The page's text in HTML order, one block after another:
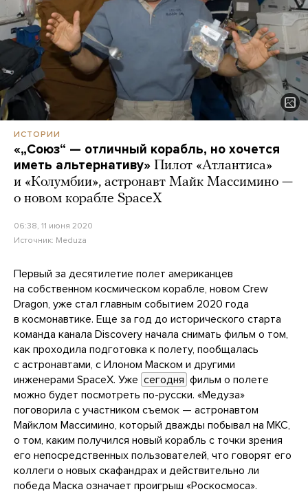
ИСТОРИИ
«„Союз“ — отличный корабль, но хочется
иметь альтернативу» Пилот «Атлантиса»
и «Колумбии», астронавт Майк Массимино —
о новом корабле SpaceX
06:38, 11 июня 2020
Источник: Meduza
Первый за десятилетие полет американцев
на собственном космическом корабле, новом Crew
Dragon, уже стал главным событием 2020 года
в космонавтике. Еще за год до исторического старта
команда канала Discovery начала снимать фильм о том,
как проходила подготовка к полету, пообщалась
с астронавтами, с Илоном Маском и другими
инженерами SpaceX. Уже сегодня фильм о полете
можно будет посмотреть по-русски. «Медуза»
поговорила с участником съемок — астронавтом
Майклом Массимино, который дважды побывал на МКС,
о том, каким получился новый корабль с точки зрения
его непосредственных пользователей, что говорят его
коллеги о новых скафандрах и действительно ли
победа Маска означает проигрыш «Роскосмоса».